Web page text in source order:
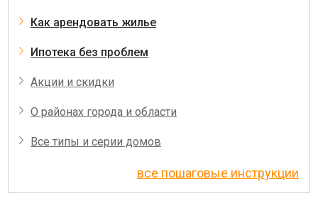
Как арендовать жилье
Ипотека без проблем
Акции и скидки
О районах города и области
Все типы и серии домов
все пошаговые инструкции